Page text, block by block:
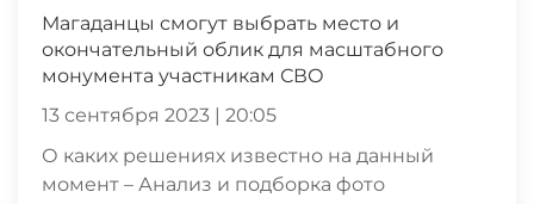
Магаданцы смогут выбрать место и
окончательный облик для масштабного
монумента участникам СВО
13 сентября 2023 | 20:05
О каких решениях известно на данный
момент – Анализ и подборка фото